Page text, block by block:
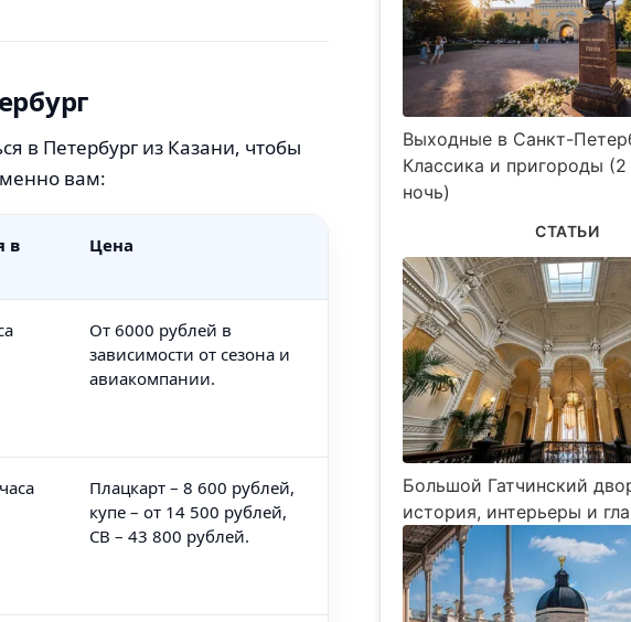
в Петербург из Казани, чтобы
вам:
в
Цена
От 6000 рублей в
зависимости от сезона и
авиакомпании.
Плацкарт – 8 600 рублей,
купе – от 14 500 рублей,
СВ – 43 800 рублей.
Выходные в Санкт-
Классика и пригороды (2
ночь)
СТАТЬИ
Большой Гатчинский
история, интерьеры и